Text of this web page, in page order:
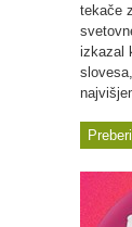
tekače
izkazal